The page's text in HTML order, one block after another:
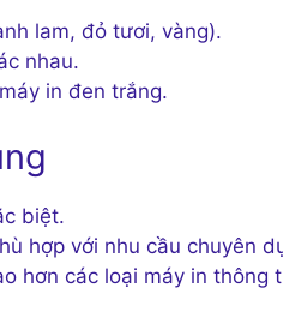
lam, đỏ tươi, vàng).
nhau.
in đen trắng.
biệt.
hợp với nhu cầu chuyên
hơn các loại máy in thông